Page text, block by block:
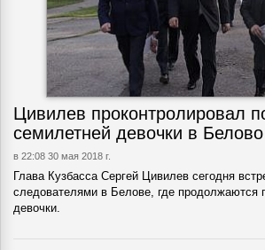
Цивилев проконтролировал
семилетней девочки в Белово
в 22:08 30 мая 2018 г.
Глава Кузбасса Сергей Цивилев сегодня
следователями в Белове, где продолжаются
девочки.